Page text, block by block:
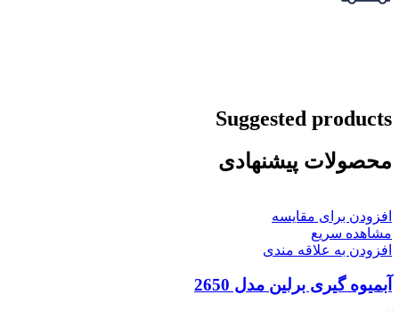
Suggested products
محصولات پیشنهادی
افزودن برای مقایسه
مشاهده سریع
افزودن به علاقه مندی
آبمیوه گیری برلین مدل 2650